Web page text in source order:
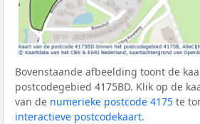
Bovenstaande afbeelding toont de
postcodegebied 4175BD. Klik op de
van de numerieke postcode 4175 te
interactieve postcodekaart.